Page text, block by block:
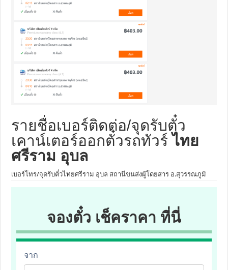
รายชื่อเบอร์ติดต่อ/จุดรับตั๋ว
เคาน์เตอร์ออกตั๋วรถทัวร์ไทย
ศรีราม อุบล
เบอร์โทร/จุดรับตั๋วไทยศรีราม อุบล สถานีขนส่งผู้โดยสาร อ.สุวรรณภูมิ
จองตั๋ว เช็คราคา ที่นี่